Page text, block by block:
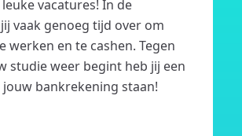
vacatures! In de
vaak genoeg tijd over om
werken en te cashen. Tegen
studie weer begint heb jij een
bankrekening staan!